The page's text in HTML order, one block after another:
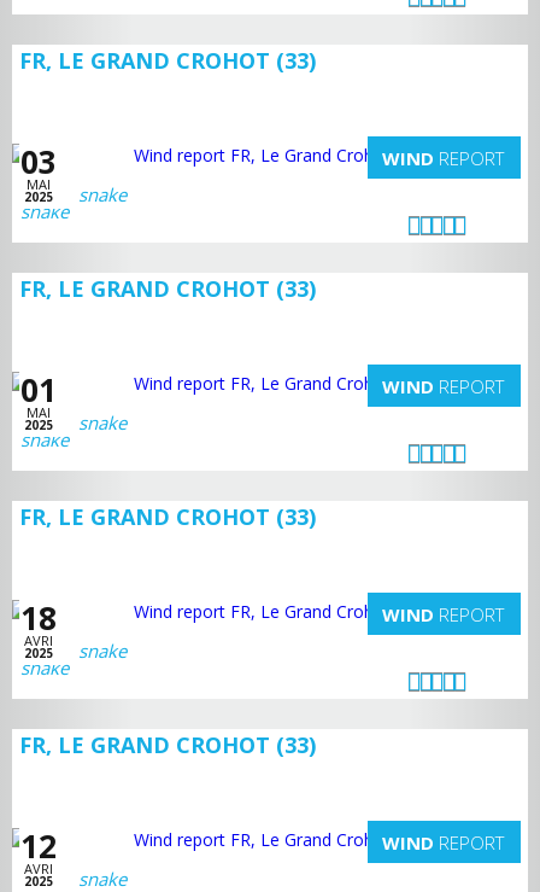
FR, LE GRAND CROHOT (33)
03
MAI
2025
WIND REPORT
snake
FR, LE GRAND CROHOT (33)
01
MAI
2025
WIND REPORT
snake
FR, LE GRAND CROHOT (33)
18
AVRI
2025
WIND REPORT
snake
FR, LE GRAND CROHOT (33)
12
AVRI
2025
WIND REPORT
snake